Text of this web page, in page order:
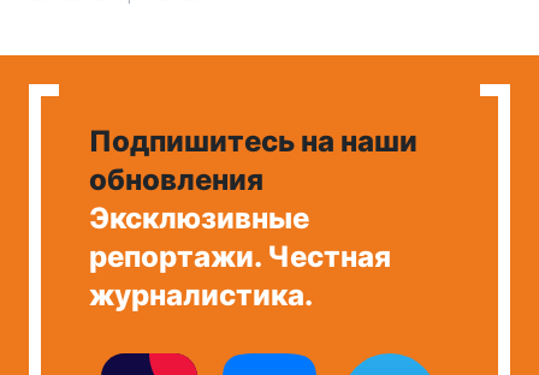
Подпишитесь на наши
обновления
Эксклюзивные
репортажи. Честная
журналистика.